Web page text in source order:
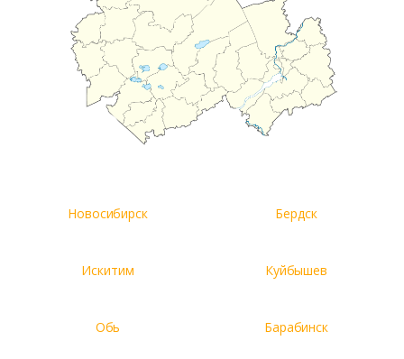
Новосибирск Бердск
Искитим Куйбышев
Обь Барабинск